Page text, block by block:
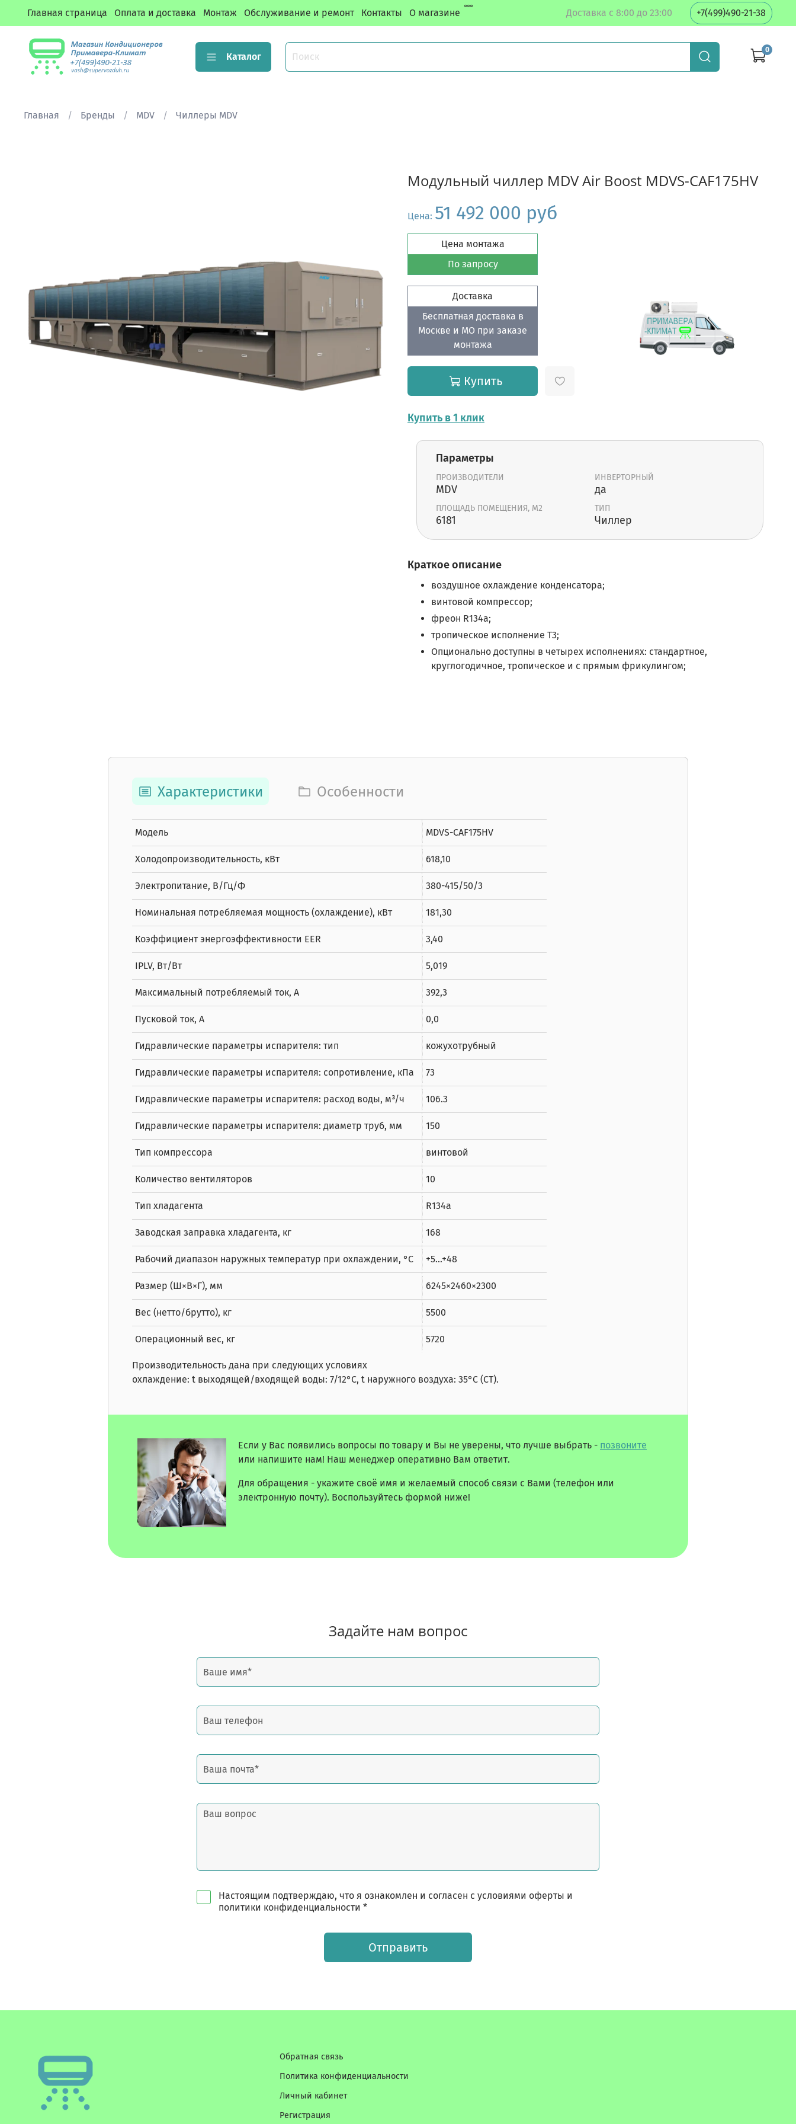
Главная страница Оплата и доставка Монтаж Обслуживание и ремонт Контакты О магазине Доставка с 8:00 до 23:00 +7(499)490-21-38
Каталог
0
Главная Бренды MDV Чиллеры MDV
Модульный чиллер MDV Air Boost MDVS-CAF175HV
Цена: 51 492 000 руб
Цена монтажа
По запросу
Доставка
Бесплатная доставка в
Москве и МО при заказе
монтажа
Купить
Купить в 1 клик
Параметры
ПРОИЗВОДИТЕЛИ
MDV
ИНВЕРТОРНЫЙ
да
ПЛОЩАДЬ ПОМЕЩЕНИЯ, М2
6181
ТИП
Чиллер
Краткое описание
воздушное охлаждение конденсатора;
винтовой компрессор;
фреон R134a;
тропическое исполнение Т3;
Опционально доступны в четырех исполнениях: стандартное,
круглогодичное, тропическое и с прямым фрикулингом;
Характеристики Особенности
Модель MDVS-CAF175HV
Холодопроизводительность, кВт 618,10
Электропитание, В/Гц/Ф 380-415/50/3
Номинальная потребляемая мощность (охлаждение), кВт 181,30
Коэффициент энергоэффективности EER 3,40
IPLV, Вт/Вт 5,019
Максимальный потребляемый ток, А 392,3
Пусковой ток, А 0,0
Гидравлические параметры испарителя: тип кожухотрубный
Гидравлические параметры испарителя: сопротивление, кПа 73
Гидравлические параметры испарителя: расход воды, м³/ч 106.3
Гидравлические параметры испарителя: диаметр труб, мм 150
Тип компрессора винтовой
Количество вентиляторов 10
Тип хладагента R134a
Заводская заправка хладагента, кг 168
Рабочий диапазон наружных температур при охлаждении, °C +5...+48
Размер (Ш×В×Г), мм 6245×2460×2300
Вес (нетто/брутто), кг 5500
Операционный вес, кг 5720
Производительность дана при следующих условиях
охлаждение: t выходящей/входящей воды: 7/12°С, t наружного воздуха: 35°С (СТ).
Если у Вас появились вопросы по товару и Вы не уверены, что лучше выбрать - позвоните
или напишите нам! Наш менеджер оперативно Вам ответит.
Для обращения - укажите своё имя и желаемый способ связи с Вами (телефон или
электронную почту). Воспользуйтесь формой ниже!
Задайте нам вопрос
Настоящим подтверждаю, что я ознакомлен и согласен с условиями оферты и
политики конфиденциальности *
Отправить
Обратная связь
Политика конфиденциальности
Личный кабинет
Регистрация